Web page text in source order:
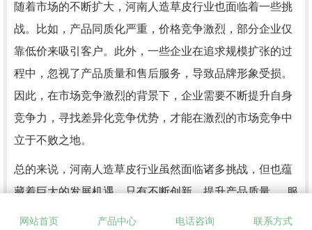
随着市场的不断扩大，河南人造草皮行业也面临着一些挑
战。比如，产品同质化严重，价格竞争激烈，部分企业仅
靠低价来吸引客户。此外，一些企业在追求规模扩张的过
程中，忽视了产品质量和售后服务，导致品牌形象受损。
因此，在市场竞争激烈的背景下，企业需要不断提升自身
竞争力，寻找差异化竞争优势，才能在激烈的市场竞争中
立于不败之地。
总的来说，河南人造草皮行业虽然面临诸多挑战，但也蕴
藏着巨大的发展机遇。只有不断创新、提升产品质量、..服
务体系，才能在市场竞争中立于不败之地。希望在未来，
网站首页 产品中心 电话咨询 联系方式